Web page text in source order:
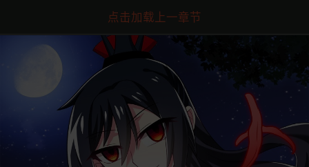
点击加载上一章节